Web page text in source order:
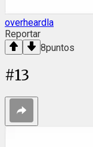
overheardla
Reportar
8puntos
#13